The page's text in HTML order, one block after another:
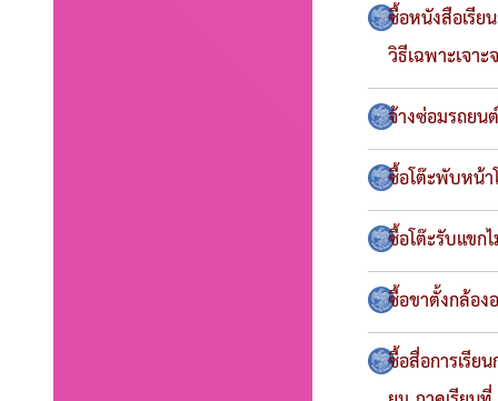
ซื้อหนังสือเรีย
วิธีเฉพาะเจาะ
จ้างซ่อมรถยน
ซื้อโต๊ะพับหน้า
ซื้อโต๊ะรับแขก
ซื้อขาตั้งกล้อง
ซื้อสื่อการเรีย